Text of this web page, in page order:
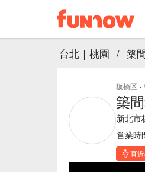
台北｜桃園 / 築
板橋区 ·
築
新北市
営業時
直